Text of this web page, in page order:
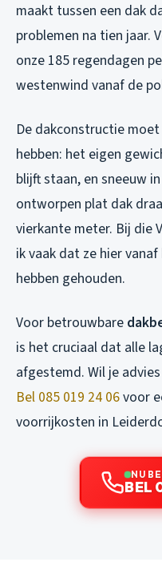
maakt tussen een dak
problemen na tien jaar.
onze 185 regendagen
westenwind vanaf de
De dakconstructie
hebben: het eigen
blijft staan, en sneeuw
ontworpen plat dak
vierkante meter. Bij die
ik vaak dat ze hier
hebben gehouden.
Voor betrouwbare
is het cruciaal dat alle
afgestemd. Wil je
Bel 085 019 24 06voor
voorrijkosten in
NU
BEL